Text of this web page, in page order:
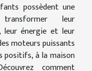
possèdent une
leur
leur énergie et leur
moteurs puissants
positifs, à la maison
comment